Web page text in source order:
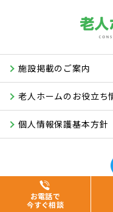
お電話で
今すぐ相談
施設掲載のご案内
老人ホームのお役立ち
個人情報保護基本方針